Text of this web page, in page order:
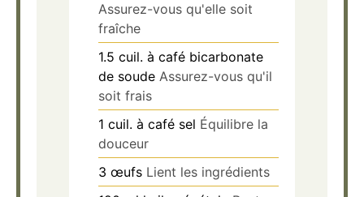
Assurez-vous qu'elle soit
fraîche
1.5 cuil. à café bicarbonate
de soude Assurez-vous qu'il
soit frais
1 cuil. à café sel Équilibre la
douceur
3 œufs Lient les ingrédients